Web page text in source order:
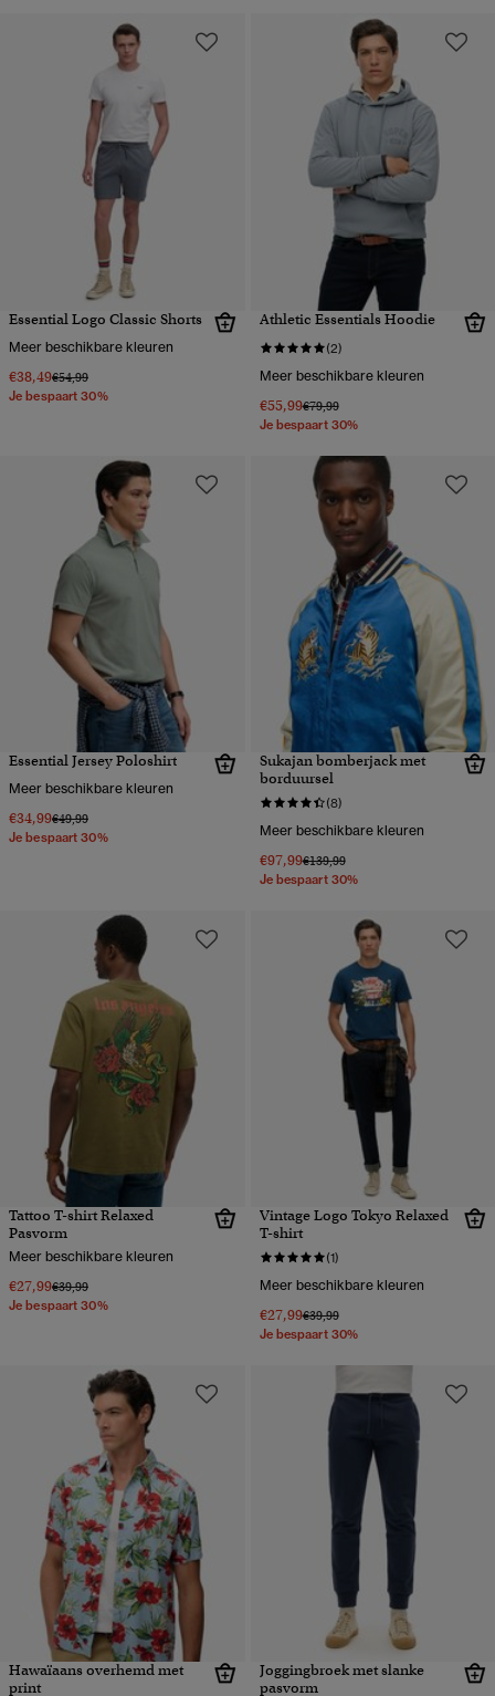
Essential Logo Classic Shorts
Meer beschikbare kleuren
€38,49Prijs verlaagd van
€54,99naar
Je bespaart 30%
Athletic Essentials Hoodie
(2)
Meer beschikbare kleuren
€55,99Prijs verlaagd van
€79,99naar
Je bespaart 30%
Essential Jersey Poloshirt
Meer beschikbare kleuren
€34,99Prijs verlaagd van
€49,99naar
Je bespaart 30%
Sukajan bomberjack met
borduursel
(8)
Meer beschikbare kleuren
€97,99Prijs verlaagd van
€139,99naar
Je bespaart 30%
Tattoo T-shirt Relaxed
Pasvorm
Meer beschikbare kleuren
€27,99Prijs verlaagd van
€39,99naar
Je bespaart 30%
Vintage Logo Tokyo Relaxed
T-shirt
(1)
Meer beschikbare kleuren
€27,99Prijs verlaagd van
€39,99naar
Je bespaart 30%
Hawaïaans overhemd met
print
Joggingbroek met slanke
pasvorm